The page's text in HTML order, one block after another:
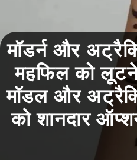
मॉडर्न और
महफिल को
मॉडल और
को शानदार